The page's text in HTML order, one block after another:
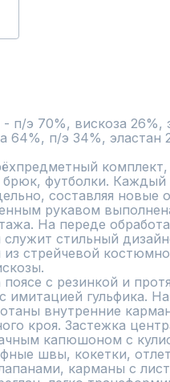
п/э 70%, вискоза 26%,
64%, п/э 34%, эластан
футболки. Каждый
составляя новые
рукавом
На переде
стильный
стрейчевой
с резинкой и
имитацией гульфика.
внутренние
кроя. Застежка
капюшоном с
швы, кокетки,
карманы с